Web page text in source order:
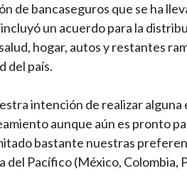
de bancaseguros que se ha
un acuerdo para la
hogar, autos y restantes
del país.
intención de realizar alguna
aunque aún es pronto
bastante nuestras
Pacífico (México, Colombia,